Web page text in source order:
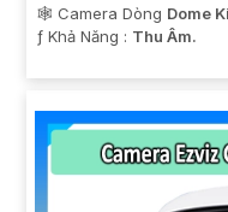
🕸️ Camera Dòng Dome
️ƒ Khả Năng : Thu Âm.